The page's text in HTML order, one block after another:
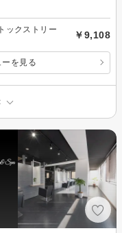
ックストリー
￥9,108
を見る